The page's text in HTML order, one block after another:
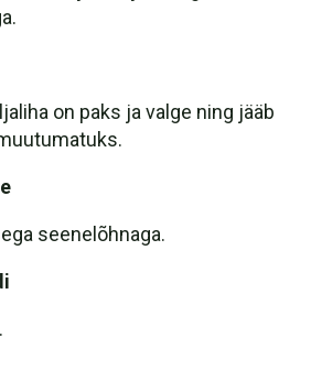
on paks ja valge ning jääb
seenelõhnaga.